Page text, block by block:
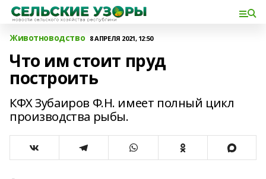
Животноводство 8 АПРЕЛЯ 2021, 12:50
Что им стоит пруд
построить
КФХ Зубаиров Ф.Н. имеет полный цикл
производства рыбы.